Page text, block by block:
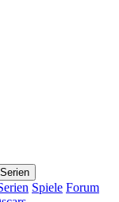
Spiele Forum